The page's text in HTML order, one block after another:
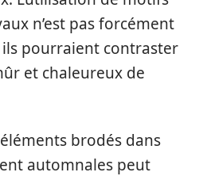
n’est pas forcément
pourraient contraster
et chaleureux de
brodés dans
automnales peut